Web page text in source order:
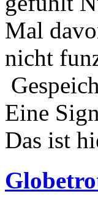
Mal
nicht
Eine
Das ist